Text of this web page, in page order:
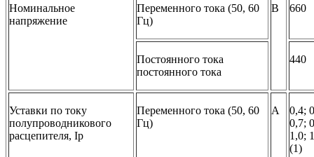
Номинальное
напряжение
Переменного тока (50, 60
Гц)
B 660
Постоянного тока
постоянного тока
440
Уставки по току
полупроводникового
расцепителя, Ip
Переменного тока (50, 60
Гц)
A
0,4;
0,7;
1,0;
(1)